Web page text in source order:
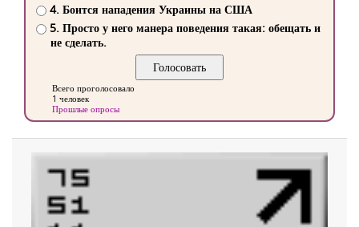
4. Боится нападения Украины на США
5. Просто у него манера поведения такая: обещать и
не сделать.
Всего проголосовало
1 человек
Прошлые опросы